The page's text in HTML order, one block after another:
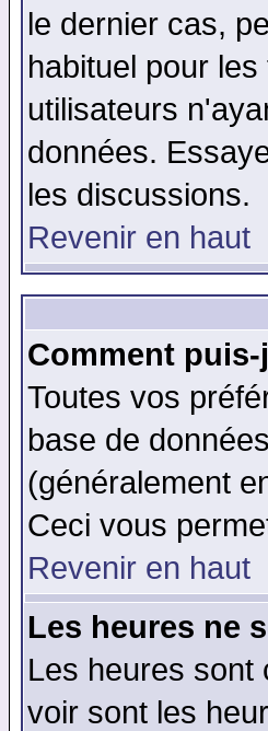
le dernier cas,
habituel pour
utilisateurs
données.
les discussions.
Revenir en haut
Comment
Toutes vos
base de
(généralement
Ceci vous
Revenir en haut
Les heures ne
Les heures sont
voir sont les